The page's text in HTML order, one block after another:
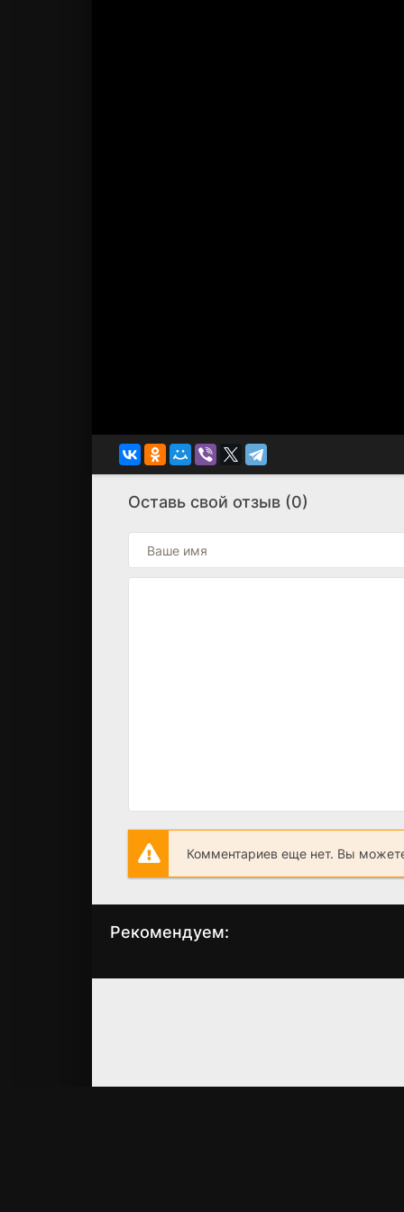
Оставь свой отзыв (0)
Комментариев еще нет. Вы
Рекомендуем:
Восставшие
Третья волна